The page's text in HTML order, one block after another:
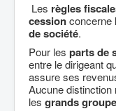
Les règles
cessionconcerne
de société.
Pour les parts de
entre le dirigeant
assure ses
Aucune distinction
les grands